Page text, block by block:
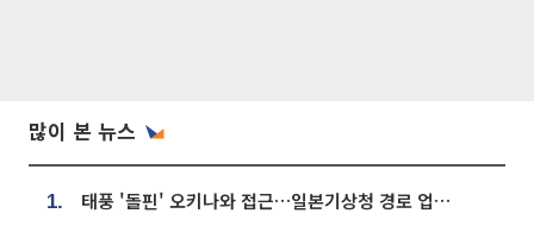
많이 본 뉴스
1. 태풍 '돌핀' 오키나와 접근…일본기상청 경로 업데이트